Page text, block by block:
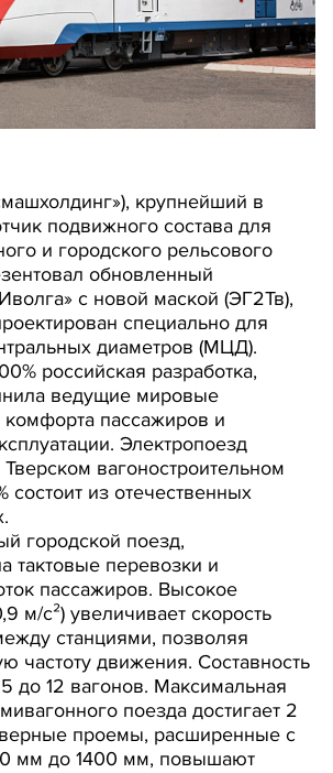
крупнейший в
подвижного состава для
и городского рельсового
обновленный
с новой маской (ЭГ2Тв),
специально для
диаметров (МЦД).
российская разработка,
ведущие мировые
комфорта пассажиров и
Электропоезд
вагоностроительном
состоит из отечественных
городской поезд,
тактовые перевозки и
пассажиров. Высокое
м/с²) увеличивает скорость
станциями, позволяя
частоту движения. Составность
до 12 вагонов. Максимальная
поезда достигает 2
проемы, расширенные с
мм до 1400 мм, повышают